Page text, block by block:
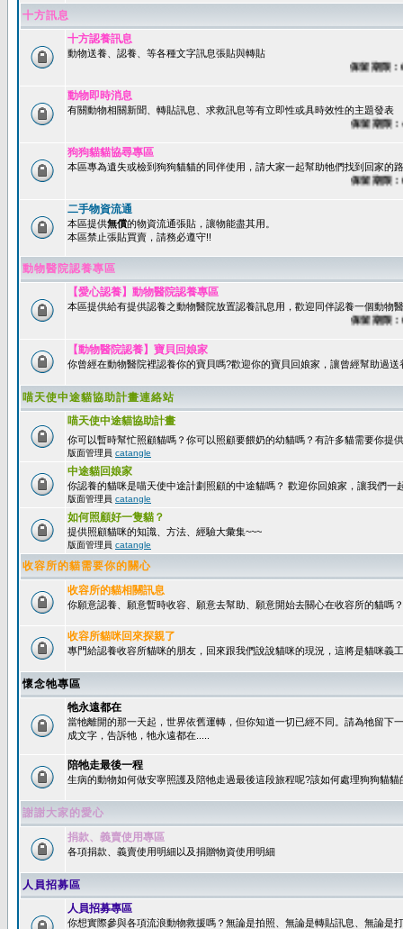
十方訊息
十方認養訊息
動物送養、認養、等各種文字訊息張貼與轉貼
保留期限：60天
動物即時消息
有關動物相關新聞、轉貼訊息、求救訊息等有立即性或具時效性的主題發表
保留期限：45
狗狗貓貓協尋專區
本區專為遺失或檢到狗狗貓貓的同伴使用，請大家一起幫助牠們找到回家的
保留期限：60
二手物資流通
本區提供無償的物資流通張貼，讓物能盡其用。
本區禁止張貼買賣，請務必遵守!!
動物醫院認養專區
【愛心認養】動物醫院認養專區
本區提供給有提供認養之動物醫院放置認養訊息用，歡迎同伴認養一個動物
保留期限：60
【動物醫院認養】寶貝回娘家
你曾經在動物醫院裡認養你的寶貝嗎?歡迎你的寶貝回娘家，讓曾經幫助過
喵天使中途貓協助計畫連絡站
喵天使中途貓協助計畫
你可以暫時幫忙照顧貓嗎？你可以照顧要餵奶的幼貓嗎？有許多貓需要你提
版面管理員 catangle
中途貓回娘家
你認養的貓咪是喵天使中途計劃照顧的中途貓嗎？ 歡迎你回娘家，讓我們一
版面管理員 catangle
如何照顧好一隻貓？
提供照顧貓咪的知識、方法、經驗大彙集~~~
版面管理員 catangle
收容所的貓需要你的關心
收容所的貓相關訊息
你願意認養、願意暫時收容、願意去幫助、願意開始去關心在收容所的貓嗎？
收容所貓咪回來探親了
專門給認養收容所貓咪的朋友，回來跟我們說說貓咪的現況，這將是貓咪義
懷念牠專區
牠永遠都在
當牠離開的那一天起，世界依舊運轉，但你知道一切已經不同。請為牠留下
成文字，告訴牠，牠永遠都在.....
陪牠走最後一程
生病的動物如何做安寧照護及陪牠走過最後這段旅程呢?該如何處理狗狗貓貓
謝謝大家的愛心
捐款、義賣使用專區
各項捐款、義賣使用明細以及捐贈物資使用明細
人員招募區
人員招募專區
你想實際參與各項流浪動物救援嗎？無論是拍照、無論是轉貼訊息、無論是